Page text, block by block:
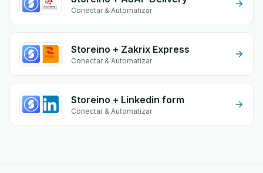
Conectar & Automatizar
Storeino + Zakrix Express
Conectar & Automatizar
Storeino + Linkedin form
Conectar & Automatizar